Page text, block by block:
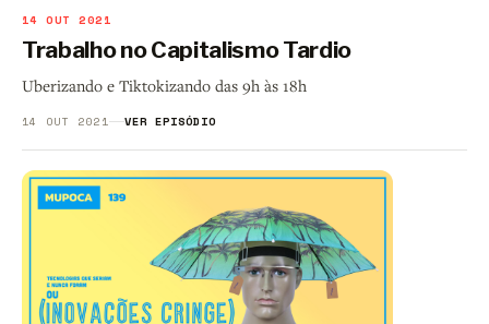
14 OUT 2021
Trabalho no Capitalismo Tardio
Uberizando e Tiktokizando das 9h às 18h
14 OUT 2021 VER EPISÓDIO